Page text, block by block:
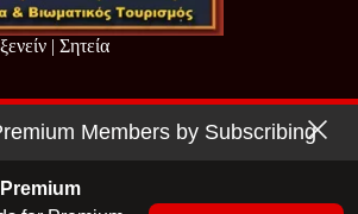
| Σητεία
Business | Κρητών Επιχειρείν
Members by Subscribing